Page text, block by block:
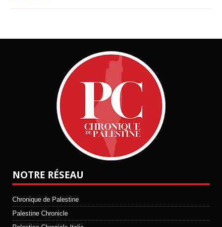
NOTRE RÉSEAU
Chronique de Palestine
Palestine Chronicle